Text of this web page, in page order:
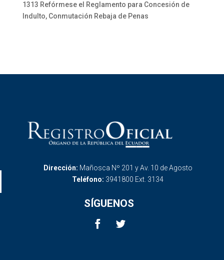
1313 Refórmese el Reglamento para Concesión de
Indulto, Conmutación Rebaja de Penas
Dirección: Mañosca Nº 201 y Av. 10 de Agosto
Teléfono: 3941800 Ext. 3134
SÍGUENOS